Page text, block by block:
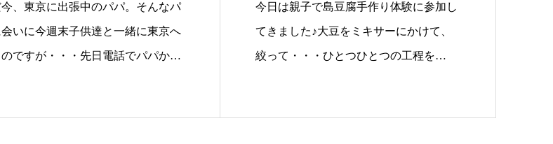
、東京に出張中のパパ。そんなパ
いに今週末子供達と一緒に東京へ
ですが・・・先日電話でパパか…
今日は親子で島豆腐手作り体験に参加し
てきました♪大豆をミキサーにかけて、
絞って・・・ひとつひとつの工程を…